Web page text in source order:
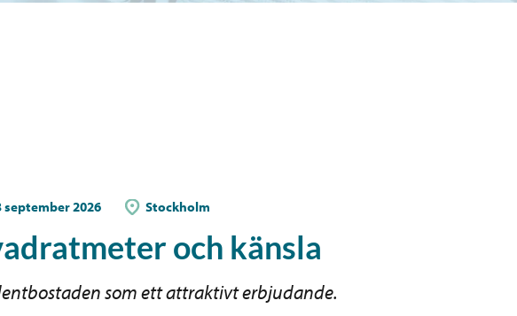
september 2026 Stockholm
och känsla
som ett attraktivt erbjudande.